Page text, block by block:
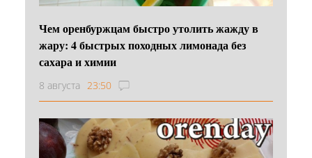
Чем оренбуржцам быстро утолить жажду в
жару: 4 быстрых походных лимонада без
сахара и химии
8 августа 23:50